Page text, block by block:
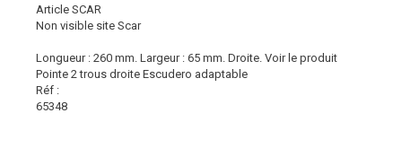
Article SCAR
Non visible site Scar
Longueur : 260 mm. Largeur : 65 mm. Droite. Voir le produit
Pointe 2 trous droite Escudero adaptable
Réf :
65348